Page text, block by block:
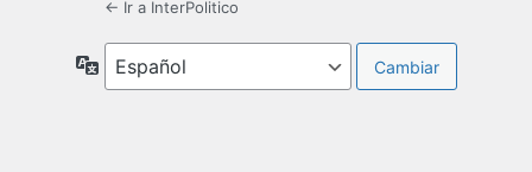
← Ir a InterPolitico
Idioma